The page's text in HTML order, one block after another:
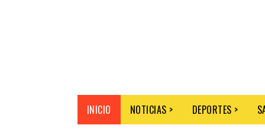
INICIO NOTICIAS > DEPORTES >